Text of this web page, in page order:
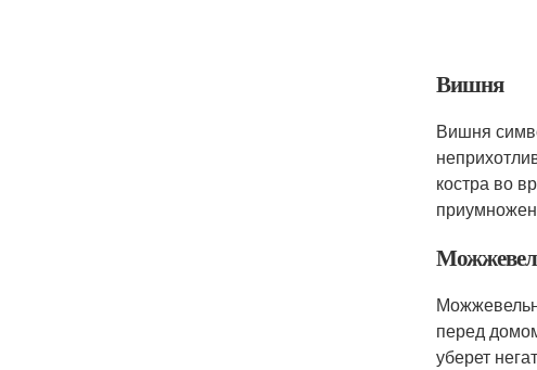
Вишня
Вишня
костра во
перед
уберет